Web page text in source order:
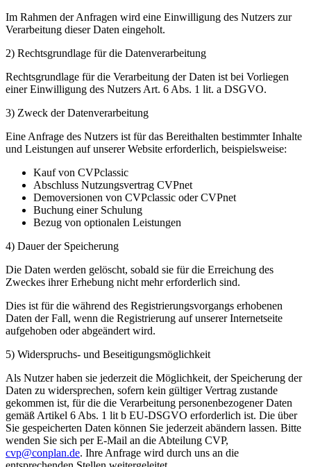
Im Rahmen der Anfragen wird eine Einwilligung des Nutzers zur
Verarbeitung dieser Daten eingeholt.
2) Rechtsgrundlage für die Datenverarbeitung
Rechtsgrundlage für die Verarbeitung der Daten ist bei Vorliegen
einer Einwilligung des Nutzers Art. 6 Abs. 1 lit. a DSGVO.
3) Zweck der Datenverarbeitung
Eine Anfrage des Nutzers ist für das Bereithalten bestimmter Inhalte
und Leistungen auf unserer Website erforderlich, beispielsweise:
Kauf von CVPclassic
Abschluss Nutzungsvertrag CVPnet
Demoversionen von CVPclassic oder CVPnet
Buchung einer Schulung
Bezug von optionalen Leistungen
4) Dauer der Speicherung
Die Daten werden gelöscht, sobald sie für die Erreichung des
Zweckes ihrer Erhebung nicht mehr erforderlich sind.
Dies ist für die während des Registrierungsvorgangs erhobenen
Daten der Fall, wenn die Registrierung auf unserer Internetseite
aufgehoben oder abgeändert wird.
5) Widerspruchs- und Beseitigungsmöglichkeit
Als Nutzer haben sie jederzeit die Möglichkeit, der Speicherung der
Daten zu widersprechen, sofern kein gültiger Vertrag zustande
gekommen ist, für die die Verarbeitung personenbezogener Daten
gemäß Artikel 6 Abs. 1 lit b EU-DSGVO erforderlich ist. Die über
Sie gespeicherten Daten können Sie jederzeit abändern lassen. Bitte
wenden Sie sich per E-Mail an die Abteilung CVP,
cvp@conplan.de. Ihre Anfrage wird durch uns an die